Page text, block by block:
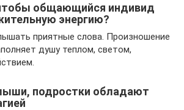
общающийся индивид
энергию?
приятные слова. Произношение
душу теплом, светом,
подростки обладают